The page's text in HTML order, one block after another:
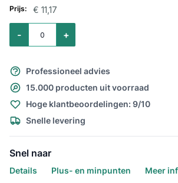
€ 11,17
Aantal voor Wormschroefslangklem Hi-Grip
+
-
Professioneel advies
15.000 producten uit voorraad
Hoge klantbeoordelingen: 9/10
Snelle levering
Snel naar
Details Plus- en minpunten Meer